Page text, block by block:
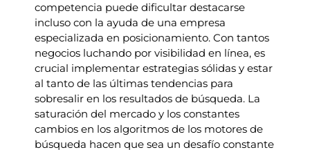
competencia puede dificultar destacarse
incluso con la ayuda de una empresa
especializada en posicionamiento. Con tantos
negocios luchando por visibilidad en línea, es
crucial implementar estrategias sólidas y estar
al tanto de las últimas tendencias para
sobresalir en los resultados de búsqueda. La
saturación del mercado y los constantes
cambios en los algoritmos de los motores de
búsqueda hacen que sea un desafío constante